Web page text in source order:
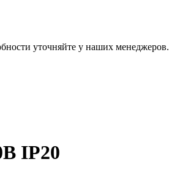
уточняйте у наших менеджеров.
IP20